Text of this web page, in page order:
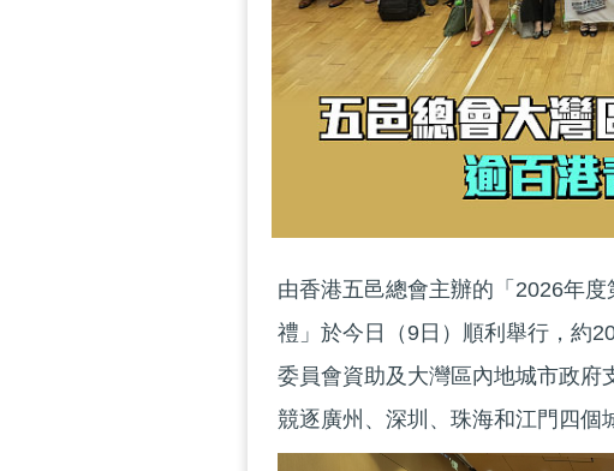
由香港五邑總會主辦的「2026年
禮」於今日（9日）順利舉行，約
委員會資助及大灣區內地城市政府
競逐廣州、深圳、珠海和江門四個